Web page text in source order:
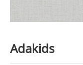
Adakids